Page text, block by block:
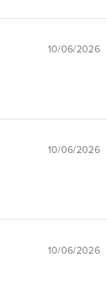
10/06/2026
10/06/2026
10/06/2026